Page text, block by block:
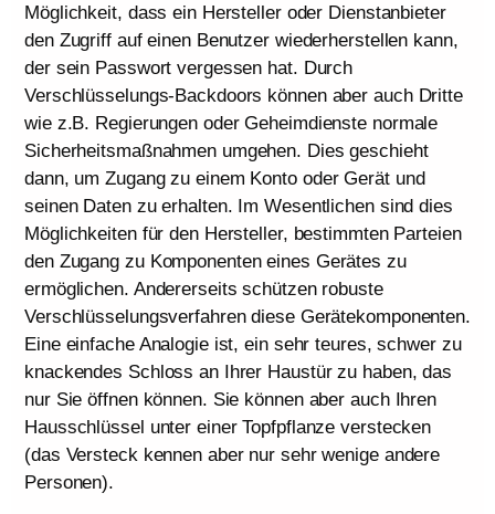
Möglichkeit, dass ein Hersteller oder Dienstanbieter
den Zugriff auf einen Benutzer wiederherstellen kann,
der sein Passwort vergessen hat. Durch
Verschlüsselungs-Backdoors können aber auch Dritte
wie z.B. Regierungen oder Geheimdienste normale
Sicherheitsmaßnahmen umgehen. Dies geschieht
dann, um Zugang zu einem Konto oder Gerät und
seinen Daten zu erhalten. Im Wesentlichen sind dies
Möglichkeiten für den Hersteller, bestimmten Parteien
den Zugang zu Komponenten eines Gerätes zu
ermöglichen. Andererseits schützen robuste
Verschlüsselungsverfahren diese Gerätekomponenten.
Eine einfache Analogie ist, ein sehr teures, schwer zu
knackendes Schloss an Ihrer Haustür zu haben, das
nur Sie öffnen können. Sie können aber auch Ihren
Hausschlüssel unter einer Topfpflanze verstecken
(das Versteck kennen aber nur sehr wenige andere
Personen).